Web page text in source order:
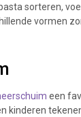
sorteren,
vormen
een
kinderen